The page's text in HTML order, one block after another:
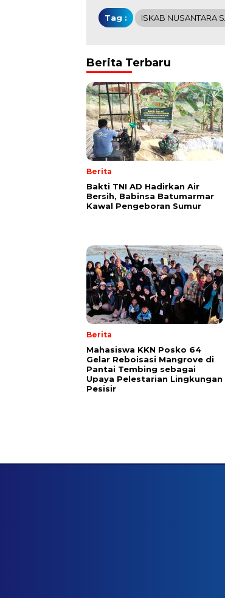
Tag : ISKAB NUSANTARA
Berita Terbaru
Berita
Bakti TNI AD Hadirkan Air
Bersih, Babinsa Batumarmar
Kawal Pengeboran Sumur
Berita
Mahasiswa KKN Posko 64
Gelar Reboisasi Mangrove di
Pantai Tembing sebagai
Upaya Pelestarian Lingkungan
Pesisir